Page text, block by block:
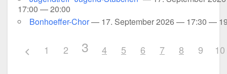
17:00 — 20:00
Bonhoeffer-Chor— 17. Sep­tem­ber 2026 — 17:30 —
1 2 3 4 5 6 7 8 9 10